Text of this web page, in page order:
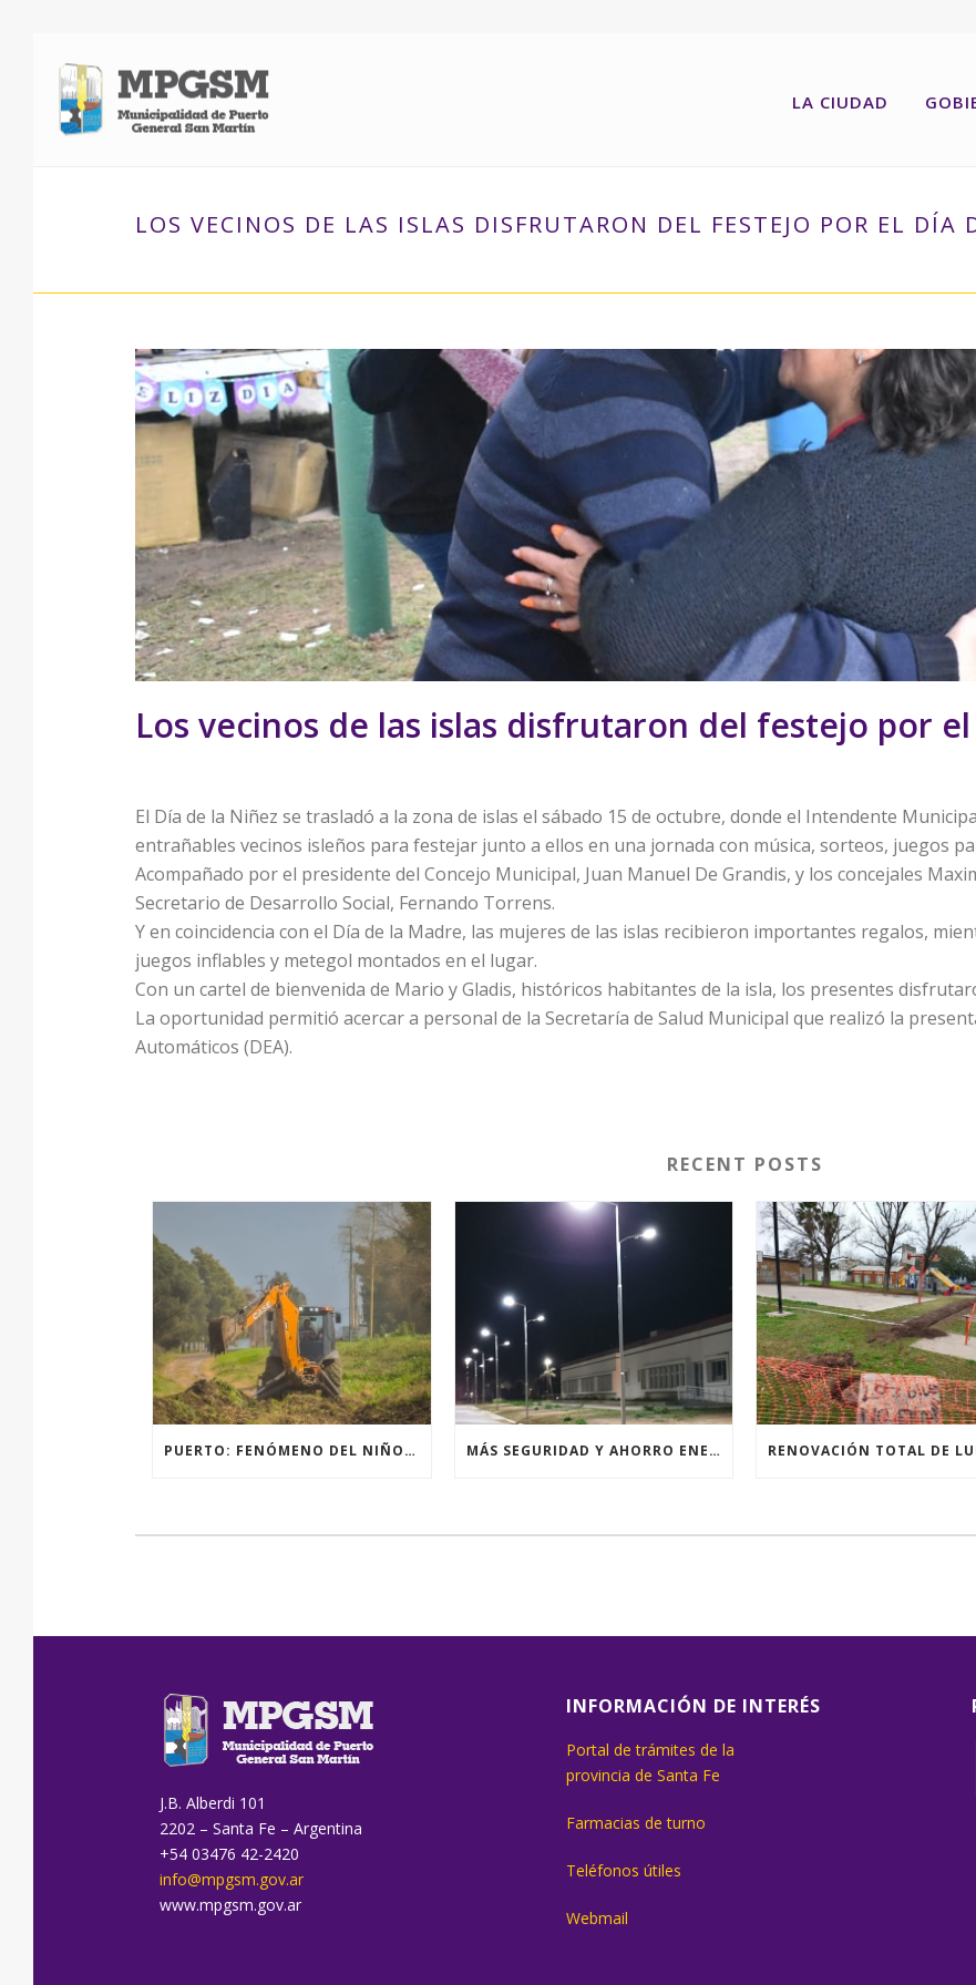
LA CIUDAD
LOS VECINOS DE LAS ISLAS DISFRUTARON DEL FESTEJO POR EL DÍA
Los vecinos de las islas disfrutaron del festejo por
El Día de la Niñez se trasladó a la zona de islas el sábado 15 de octubre, donde el Intendente
entrañables vecinos isleños para festejar junto a ellos en una jornada con música, sorteos, juegos
Acompañado por el presidente del Concejo Municipal, Juan Manuel De Grandis, y los concejales
Secretario de Desarrollo Social, Fernando Torrens.
Y en coincidencia con el Día de la Madre, las mujeres de las islas recibieron importantes regalos,
juegos inflables y metegol montados en el lugar.
Con un cartel de bienvenida de Mario y Gladis, históricos habitantes de la isla, los presentes
La oportunidad permitió acercar a personal de la Secretaría de Salud Municipal que realizó la
Automáticos (DEA).
RECENT POSTS
PUERTO: FENÓMENO DEL NIÑO, ACCIONES PREVENTIVAS Y OBRAS. MÁS SEGURIDAD Y AHORRO ENERGÉTICO
J.B. Alberdi 101
2202 – Santa Fe – Argentina
+54 03476 42-2420
info@mpgsm.gov.ar
www.mpgsm.gov.ar
INFORMACIÓN DE INTERÉS
Portal de trámites de la
provincia de Santa Fe
Farmacias de turno
Teléfonos útiles
Webmail